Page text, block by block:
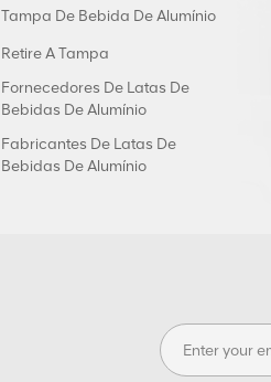
Tampa De Bebida De Alumínio
Retire A Tampa
Fornecedores De Latas De
Bebidas De Alumínio
Fabricantes De Latas De
Bebidas De Alumínio